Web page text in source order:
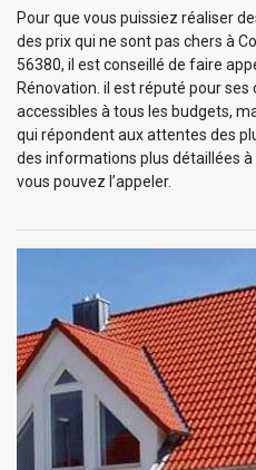
Pour que vous puissiez réaliser
des prix qui ne sont pas chers à
56380, il est conseillé de faire
Rénovation. il est réputé pour
accessibles à tous les budgets,
qui répondent aux attentes des
des informations plus détaillées
vous pouvez l’appeler.